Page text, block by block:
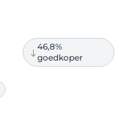
46,8%
goedkoper